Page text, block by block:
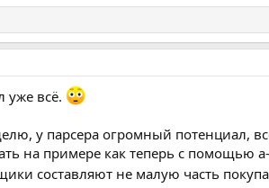
уже всё.
у парсера огромный потенциал,
на примере как теперь с помощью
составляют не малую часть